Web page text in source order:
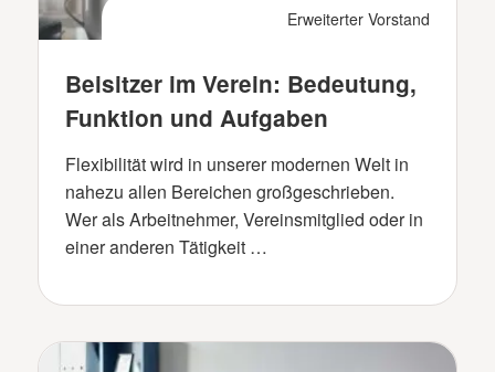
Erweiterter Vorstand
Beisitzer im Verein: Bedeutung,
Funktion und Aufgaben
Flexibilität wird in unserer modernen Welt in
nahezu allen Bereichen großgeschrieben.
Wer als Arbeitnehmer, Vereinsmitglied oder in
einer anderen Tätigkeit …